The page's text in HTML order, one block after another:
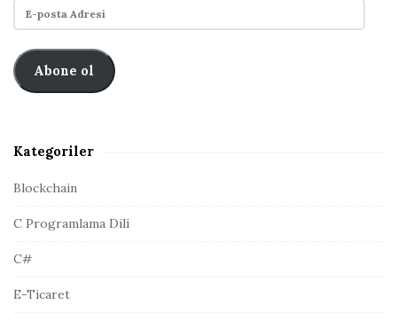
e
b
a
r
E
-
o
s
A
r
s
Abone ol
Kategoriler
Blockchain
C Programlama Dili
C#
E-Ticaret